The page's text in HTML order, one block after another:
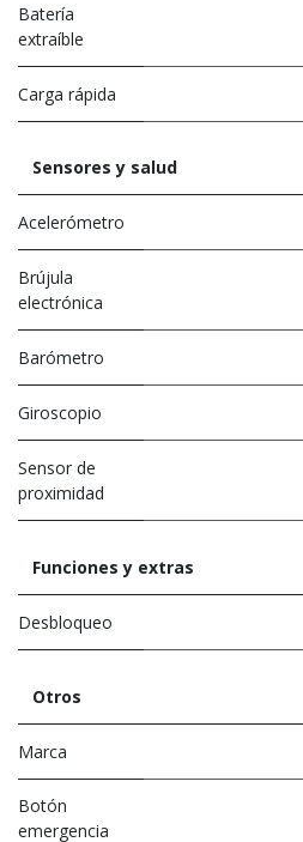
Batería
extraíble
Carga rápida
Sensores y salud
Acelerómetro
Brújula
electrónica
Barómetro
Giroscopio
Sensor de
proximidad
Funciones y extras
Desbloqueo
Otros
Marca
Botón
emergencia